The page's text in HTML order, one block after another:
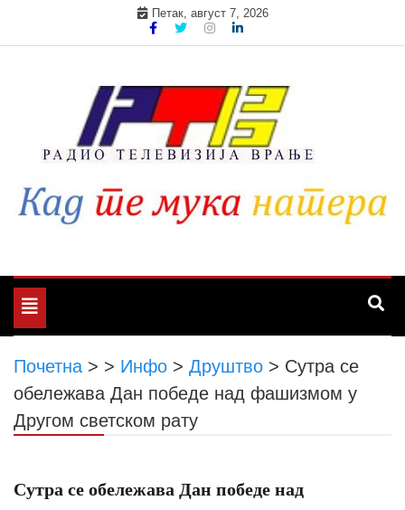
Петак, август 7, 2026
Toggle
navigation
Почетна > > Инфо > Друштво > Сутра се
обележава Дан победе над фашизмом у
Другом светском рату
Сутра се обележава Дан победе над